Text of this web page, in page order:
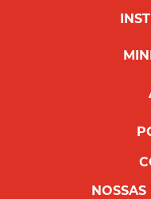
NOSSAS